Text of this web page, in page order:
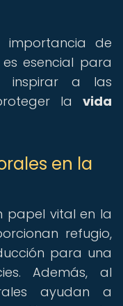
importancia de
esencial para
inspirar a las
la vida
en la
papel vital en la
refugio,
para una
Además, al
ayudan a